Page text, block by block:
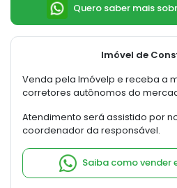
Quero saber mais
Imóvel de
Venda pela Imóvelp e receba a
corretores autônomos do
Atendimento será assistido por
coordenador da responsável.
Saiba como